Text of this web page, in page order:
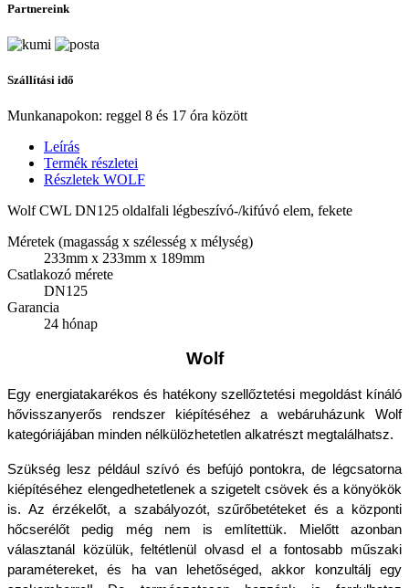
Partnereink
Szállítási idő
Munkanapokon: reggel 8 és 17 óra között
Leírás
Termék részletei
Részletek WOLF
Wolf CWL DN125 oldalfali légbeszívó-/kifúvó elem, fekete
Méretek (magasság x szélesség x mélység)
233mm x 233mm x 189mm
Csatlakozó mérete
DN125
Garancia
24 hónap
Wolf
Egy energiatakarékos és hatékony szellőztetési megoldást kínáló
hővisszanyerős rendszer kiépítéséhez a webáruházunk Wolf
kategóriájában minden nélkülözhetetlen alkatrészt megtalálhatsz.
Szükség lesz például szívó és befújó pontokra, de légcsatorna
kiépítéséhez elengedhetetlenek a szigetelt csövek és a könyökök
is. Az érzékelőt, a szabályozót, szűrőbetéteket és a központi
hőcserélőt pedig még nem is említettük. Mielőtt azonban
választanál közülük, feltétlenül olvasd el a fontosabb műszaki
paramétereket, és ha van lehetőséged, akkor konzultálj egy